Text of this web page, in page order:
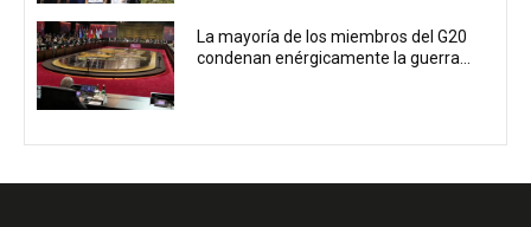
La mayoría de los miembros del G20
condenan enérgicamente la guerra...